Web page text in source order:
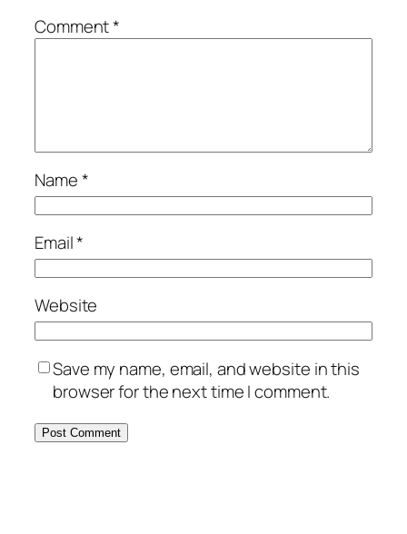
Comment*
Name*
Email*
Website
Save my name, email, and website in this
browser for the next time I comment.